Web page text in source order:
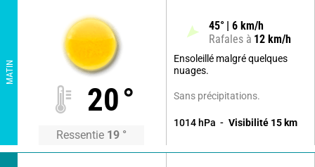
MATIN
20°
Ressentie 19 °
45° 6 km/h
Rafales à 12 km/h
Ensoleillé malgré quelques
nuages.
Sans précipitations.
1014 hPa Visibilité 15 km